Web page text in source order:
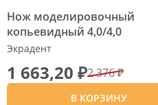
Нож моделировочный
копьевидный 4,0/4,0
Экрадент
1 663,20 ₽2 376 ₽
В КОРЗИНУ